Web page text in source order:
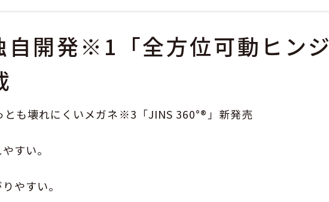
開発※1「全方位可動ヒンジ
とも壊れにくいメガネ※3「JINS 360°®」新発売
すい。
やすい。